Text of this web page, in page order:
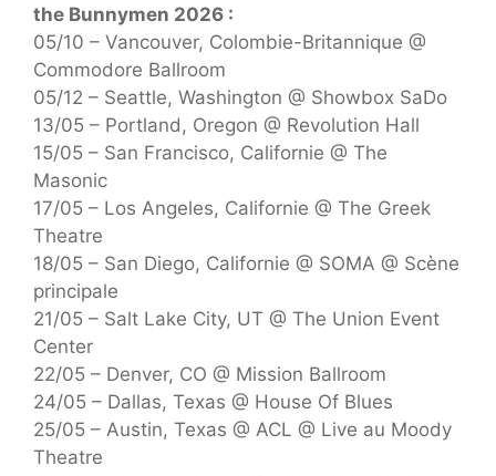
the Bunnymen 2026 :
05/10 – Vancouver, Colombie-Britannique @
Commodore Ballroom
05/12 – Seattle, Washington @ Showbox SaDo
13/05 – Portland, Oregon @ Revolution Hall
15/05 – San Francisco, Californie @ The
Masonic
17/05 – Los Angeles, Californie @ The Greek
Theatre
18/05 – San Diego, Californie @ SOMA @ Scène
principale
21/05 – Salt Lake City, UT @ The Union Event
Center
22/05 – Denver, CO @ Mission Ballroom
24/05 – Dallas, Texas @ House Of Blues
25/05 – Austin, Texas @ ACL @ Live au Moody
Theatre